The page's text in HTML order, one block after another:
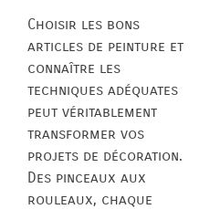
Choisir les bons
articles de peinture et
connaître les
techniques adéquates
peut véritablement
transformer vos
projets de décoration.
Des pinceaux aux
rouleaux, chaque